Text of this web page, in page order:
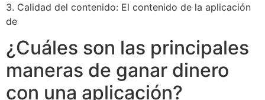
3. Calidad del contenido: El contenido de la aplicación
de
¿Cuáles son las principales
maneras de ganar dinero
con una aplicación?